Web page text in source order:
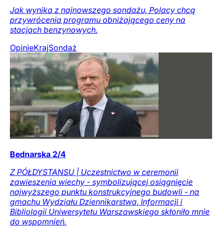
Jak wynika z najnowszego sondażu, Polacy chcą
przywrócenia programu obniżającego ceny na
stacjach benzynowych.
OpinieKrajSondaż
Bednarska 2/4
Z PÓŁDYSTANSU | Uczestnictwo w ceremonii
zawieszenia wiechy - symbolizującej osiągnięcie
najwyższego punktu konstrukcyjnego budowli - na
gmachu Wydziału Dziennikarstwa, Informacji i
Bibliologii Uniwersytetu Warszawskiego skłoniło mnie
do wspomnień.